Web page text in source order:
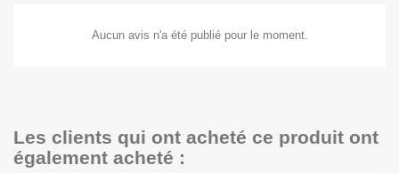
Aucun avis n'a été publié pour le moment.
Les clients qui ont acheté ce produit ont
également acheté :